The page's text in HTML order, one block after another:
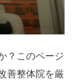
？このページ
善整体院を厳